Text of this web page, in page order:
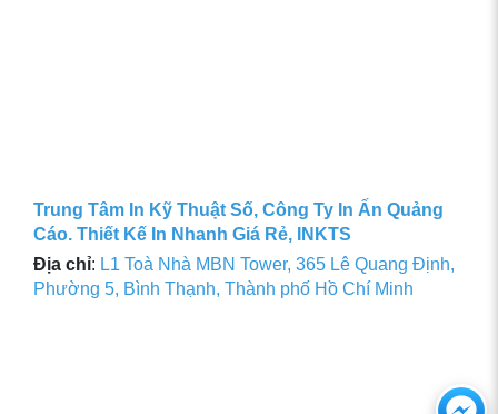
Trung Tâm In Kỹ Thuật Số, Công Ty In Ấn Quảng
Cáo. Thiết Kế In Nhanh Giá Rẻ, INKTS
Địa chỉ: L1 Toà Nhà MBN Tower, 365 Lê Quang Định,
Phường 5, Bình Thạnh, Thành phố Hồ Chí Minh